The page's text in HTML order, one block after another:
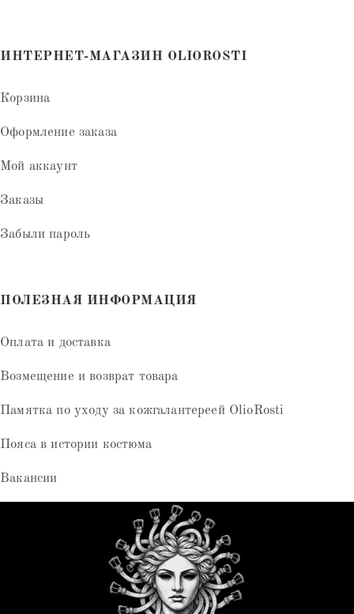
ИНТЕРНЕТ-МАГАЗИН OLIOROSTI
Корзина
Оформление заказа
Мой аккаунт
Заказы
Забыли пароль
ПОЛЕЗНАЯ ИНФОРМАЦИЯ
Оплата и доставка
Возмещение и возврат товара
Памятка по уходу за кожгалантереей OlioRosti
Пояса в истории костюма
Вакансии